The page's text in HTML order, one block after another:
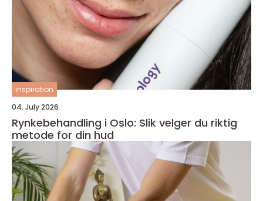
inspiration
04. July 2026
Rynkebehandling i Oslo: Slik velger du riktig
metode for din hud